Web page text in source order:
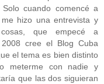
cuando comencé a
hizo una entrevista y
que empecé a
cree el Blog Cuba
el tema es bien distinto
meterme con nadie y
que las dos siguieran